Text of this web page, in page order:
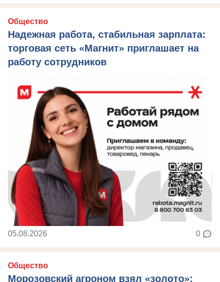
Общество
Надежная работа, стабильная зарплата:
торговая сеть «Магнит» приглашает на
работу сотрудников
05.08.2026 0
Общество
Морозовский агроном взял «золото»: